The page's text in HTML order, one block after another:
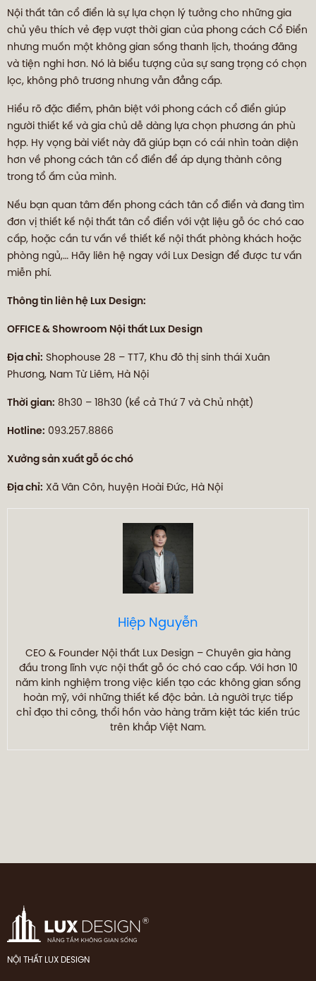
Nội thất tân cổ điển là sự lựa chọn lý tưởng cho những gia
chủ yêu thích vẻ đẹp vượt thời gian của phong cách Cổ Điển
nhưng muốn một không gian sống thanh lịch, thoáng đãng
và tiện nghi hơn. Nó là biểu tượng của sự sang trọng có chọn
lọc, không phô trương nhưng vẫn đẳng cấp.
Hiểu rõ đặc điểm, phân biệt với phong cách cổ điển giúp
người thiết kế và gia chủ dễ dàng lựa chọn phương án phù
hợp. Hy vọng bài viết này đã giúp bạn có cái nhìn toàn diện
hơn về phong cách tân cổ điển để áp dụng thành công
trong tổ ấm của mình.
Nếu bạn quan tâm đến phong cách tân cổ điển và đang tìm
đơn vị thiết kế nội thất tân cổ điển với vật liệu gỗ óc chó cao
cấp, hoặc cần tư vấn về thiết kế nội thất phòng khách hoặc
phòng ngủ,… Hãy liên hệ ngay với Lux Design để được tư vấn
miễn phí.
Thông tin liên hệ Lux Design:
OFFICE & Showroom Nội thất Lux Design
Địa chỉ: Shophouse 28 – TT7, Khu đô thị sinh thái Xuân
Phương, Nam Từ Liêm, Hà Nội
Thời gian: 8h30 – 18h30 (kể cả Thứ 7 và Chủ nhật)
Hotline: 093.257.8866
Xưởng sản xuất gỗ óc chó
Địa chỉ: Xã Vân Côn, huyện Hoài Đức, Hà Nội
Hiệp Nguyễn
CEO & Founder Nội thất Lux Design – Chuyên gia hàng
đầu trong lĩnh vực nội thất gỗ óc chó cao cấp. Với hơn 10
năm kinh nghiệm trong việc kiến tạo các không gian sống
hoàn mỹ, với những thiết kế độc bản. Là người trực tiếp
chỉ đạo thi công, thổi hồn vào hàng trăm kiệt tác kiến trúc
trên khắp Việt Nam.
NỘI THẤT LUX DESIGN